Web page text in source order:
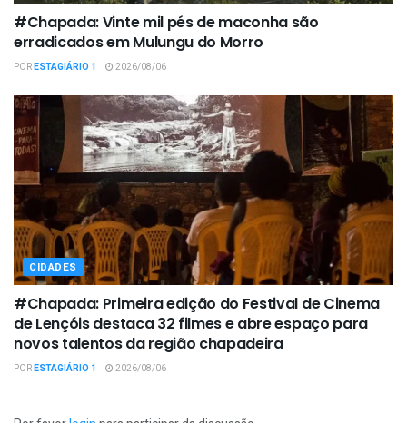
#Chapada: Vinte mil pés de maconha são
erradicados em Mulungu do Morro
PORESTAGIÁRIO 1 2026/08/06
CIDADES
#Chapada: Primeira edição do Festival de Cinema
de Lençóis destaca 32 filmes e abre espaço para
novos talentos da região chapadeira
PORESTAGIÁRIO 1 2026/08/06